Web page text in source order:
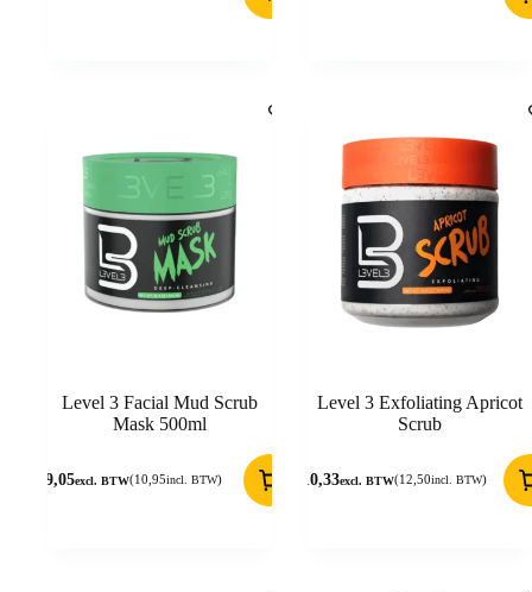
Level 3 Facial Mud Scrub
Mask 500ml
9,05excl. BTW(10,95incl. BTW)
Level 3 Exfoliating Apricot
Scrub
10,33excl. BTW(12,50incl. BTW)